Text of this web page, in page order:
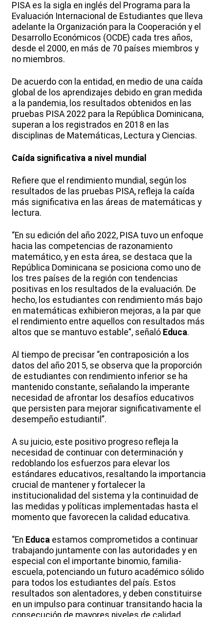
PISA es la sigla en inglés del Programa para la
Evaluación Internacional de Estudiantes que lleva
adelante la Organización para la Cooperación y el
Desarrollo Económicos (OCDE) cada tres años,
desde el 2000, en más de 70 países miembros y
no miembros.
De acuerdo con la entidad, en medio de una caída
global de los aprendizajes debido en gran medida
a la pandemia, los resultados obtenidos en las
pruebas PISA 2022 para la República Dominicana,
superan a los registrados en 2018 en las
disciplinas de Matemáticas, Lectura y Ciencias.
Caída significativa a nivel mundial
Refiere que el rendimiento mundial, según los
resultados de las pruebas PISA, refleja la caída
más significativa en las áreas de matemáticas y
lectura.
“En su edición del año 2022, PISA tuvo un enfoque
hacia las competencias de razonamiento
matemático, y en esta área, se destaca que la
República Dominicana se posiciona como uno de
los tres países de la región con tendencias
positivas en los resultados de la evaluación. De
hecho, los estudiantes con rendimiento más bajo
en matemáticas exhibieron mejoras, a la par que
el rendimiento entre aquellos con resultados más
altos que se mantuvo estable”, señaló Educa.
Al tiempo de precisar “en contraposición a los
datos del año 2015, se observa que la proporción
de estudiantes con rendimiento inferior se ha
mantenido constante, señalando la imperante
necesidad de afrontar los desafíos educativos
que persisten para mejorar significativamente el
desempeño estudiantil”.
A su juicio, este positivo progreso refleja la
necesidad de continuar con determinación y
redoblando los esfuerzos para elevar los
estándares educativos, resaltando la importancia
crucial de mantener y fortalecer la
institucionalidad del sistema y la continuidad de
las medidas y políticas implementadas hasta el
momento que favorecen la calidad educativa.
“En Educa estamos comprometidos a continuar
trabajando juntamente con las autoridades y en
especial con el importante binomio, familia-
escuela, potenciando un futuro académico sólido
para todos los estudiantes del país. Estos
resultados son alentadores, y deben constituirse
en un impulso para continuar transitando hacia la